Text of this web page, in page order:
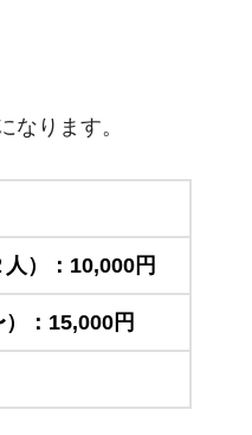
なります。
）：10,000円
：15,000円